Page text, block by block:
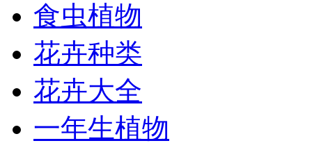
食虫植物
花卉种类
花卉大全
一年生植物